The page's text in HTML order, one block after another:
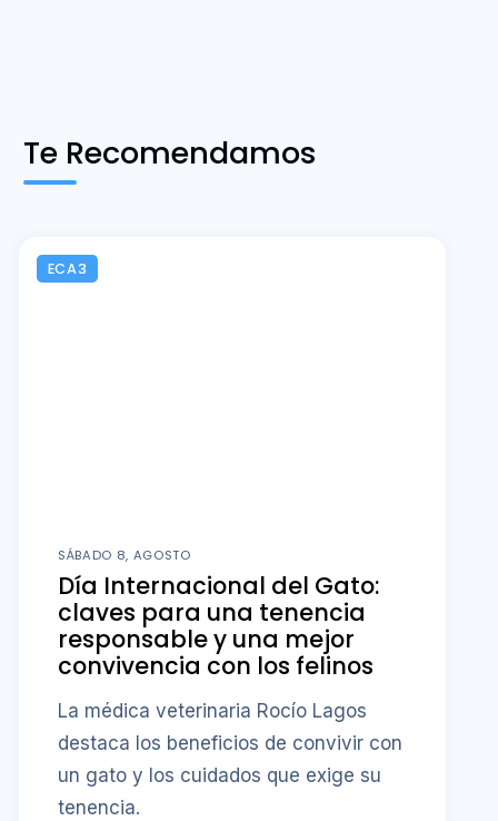
Te Recomendamos
ECA3
SÁBADO 8, AGOSTO
Día Internacional del Gato:
claves para una tenencia
responsable y una mejor
convivencia con los felinos
La médica veterinaria Rocío Lagos
destaca los beneficios de convivir con
un gato y los cuidados que exige su
tenencia.